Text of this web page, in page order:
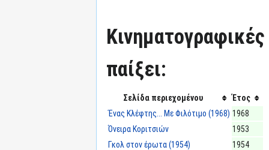
Κινηματογραφικές
παίξει:
Σελίδα περιεχομένου
Έτος
Ένας Κλέφτης... Με Φιλότιμο (1968) 1968
Όνειρα Κοριτσιών
1953
Γκολ στον έρωτα (1954)
1954